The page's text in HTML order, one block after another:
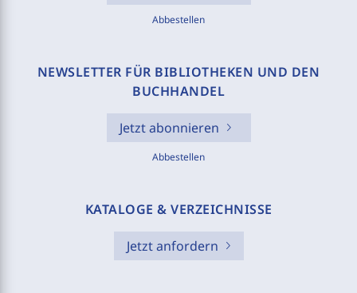
Abbestellen
NEWSLETTER FÜR BIBLIOTHEKEN UND DEN
BUCHHANDEL
Jetzt abonnieren
Abbestellen
KATALOGE & VERZEICHNISSE
Jetzt anfordern